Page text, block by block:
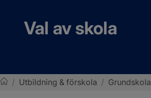
Val av skola
/ Utbildning & förskola / Grundskola